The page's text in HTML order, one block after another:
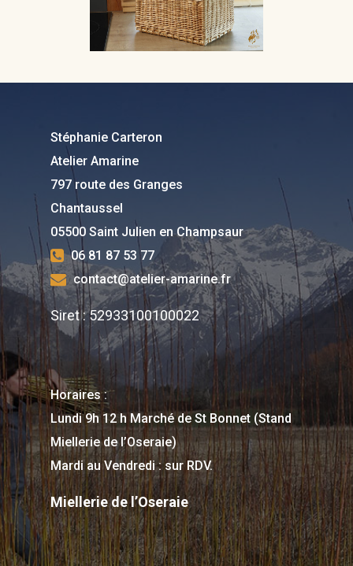
Stéphanie Carteron
Atelier Amarine
797 route des Granges
Chantaussel
05500 Saint Julien en Champsaur
06 81 87 53 77
contact@atelier-amarine.fr
Siret : 52933100100022
Horaires :
Lundi 9h 12 h Marché de St Bonnet (Stand
Miellerie de l’Oseraie)
Mardi au Vendredi : sur RDV.
Miellerie de l’Oseraie
Atelier Amarine
Chantaussel
Tel : 06 81 87 53 77
Mail :contact@atelier-
amarine.fr
Horaire : Avec RDV : à
ou à la boutique la Fleur
Mélèze